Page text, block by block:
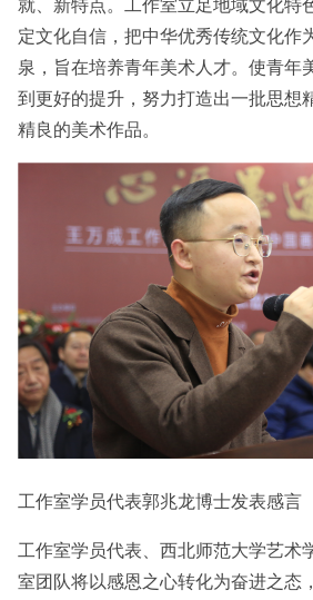
定文化自信，把中华优秀传统文化作
泉，旨在培养青年美术人才。使青年
到更好的提升，努力打造出一批思想
精良的美术作品。
工作室学员代表郭兆龙博士发表感言
工作室学员代表、西北师范大学艺术
室团队将以感恩之心转化为奋进之态